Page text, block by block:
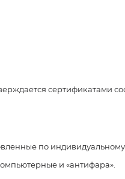
сертификатами
по
и «антифара».